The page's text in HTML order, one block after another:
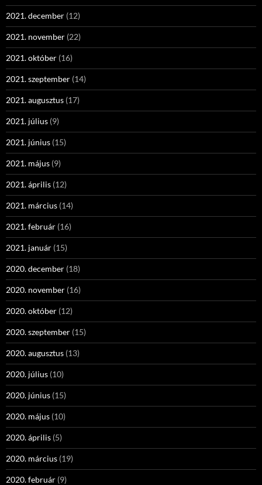
2021. december (12)
2021. november (22)
2021. október (16)
2021. szeptember (14)
2021. augusztus (17)
2021. július (9)
2021. június (15)
2021. május (9)
2021. április (12)
2021. március (14)
2021. február (16)
2021. január (15)
2020. december (18)
2020. november (16)
2020. október (12)
2020. szeptember (15)
2020. augusztus (13)
2020. július (10)
2020. június (15)
2020. május (10)
2020. április (5)
2020. március (19)
2020. február (9)